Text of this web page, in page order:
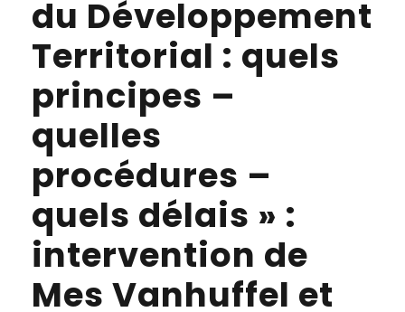
du Développement
Territorial : quels
principes –
quelles
procédures –
quels délais » :
intervention de
Mes Vanhuffel et